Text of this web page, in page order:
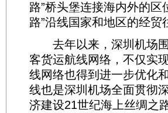
路”桥头堡连接海内外的
路”沿线国家和地区的经
去年以来，深圳机场围
客货运航线网络，不仅实
线网络也得到进一步优化
线也是深圳机场全面贯彻
济建设21世纪海上丝绸之